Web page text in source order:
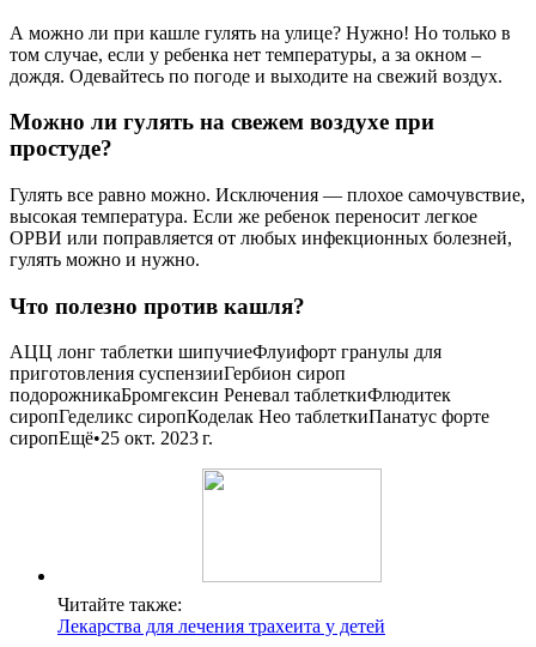
А можно ли при кашле гулять на улице? Нужно! Но только в
том случае, если у ребенка нет температуры, а за окном –
дождя. Одевайтесь по погоде и выходите на свежий воздух.
Можно ли гулять на свежем воздухе при
простуде?
Гулять все равно можно. Исключения — плохое самочувствие,
высокая температура. Если же ребенок переносит легкое
ОРВИ или поправляется от любых инфекционных болезней,
гулять можно и нужно.
Что полезно против кашля?
АЦЦ лонг таблетки шипучиеФлуифорт гранулы для
приготовления суспензииГербион сироп
подорожникаБромгексин Реневал таблеткиФлюдитек
сиропГеделикс сиропКоделак Нео таблеткиПанатус форте
сиропЕщё•25 окт. 2023 г.
Читайте также:
Лекарства для лечения трахеита у детей